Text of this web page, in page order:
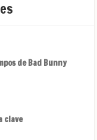
de Bad Bunny
clave